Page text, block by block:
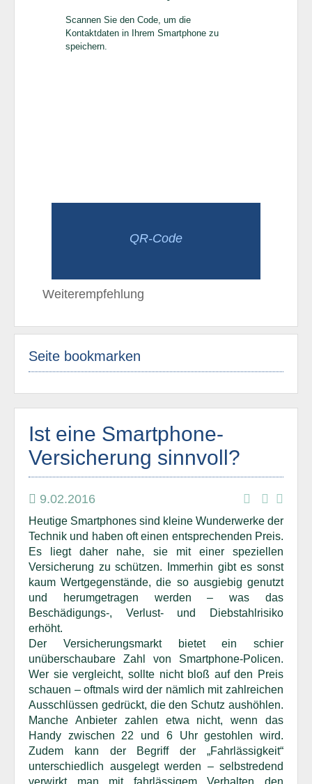
Scannen Sie den Code, um die
Kontaktdaten in Ihrem Smartphone zu
speichern.
QR-Code
Weiterempfehlung
Seite bookmarken
Ist eine Smartphone-
Versicherung sinnvoll?
9.02.2016
Heutige Smartphones sind kleine Wunderwerke der
Technik und haben oft einen entsprechenden Preis.
Es liegt daher nahe, sie mit einer speziellen
Versicherung zu schützen. Immerhin gibt es sonst
kaum Wertgegenstände, die so ausgiebig genutzt
und herumgetragen werden – was das
Beschädigungs-, Verlust- und Diebstahlrisiko
erhöht.
Der Versicherungsmarkt bietet ein schier
unüberschaubare Zahl von Smartphone-Policen.
Wer sie vergleicht, sollte nicht bloß auf den Preis
schauen – oftmals wird der nämlich mit zahlreichen
Ausschlüssen gedrückt, die den Schutz aushöhlen.
Manche Anbieter zahlen etwa nicht, wenn das
Handy zwischen 22 und 6 Uhr gestohlen wird.
Zudem kann der Begriff der „Fahrlässigkeit“
unterschiedlich ausgelegt werden – selbstredend
verwirkt man mit fahrlässigem Verhalten den